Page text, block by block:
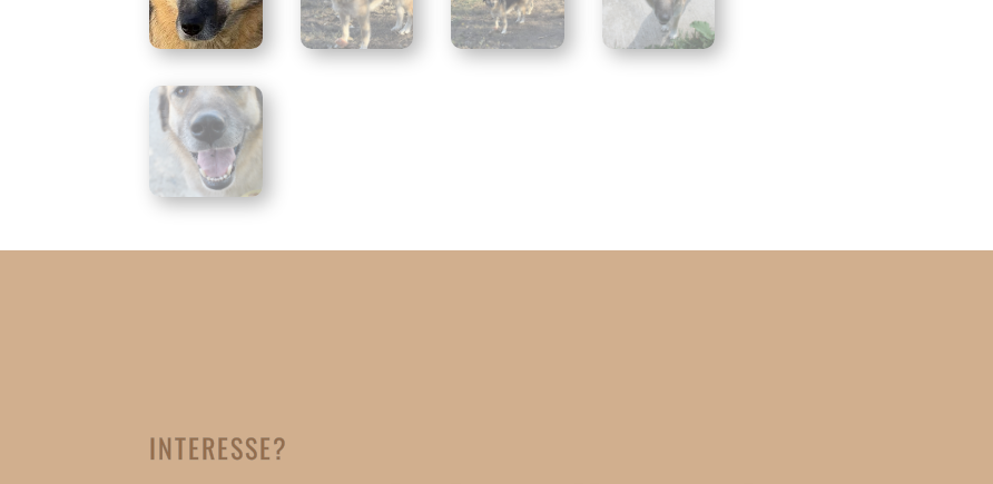
INTERESSE?